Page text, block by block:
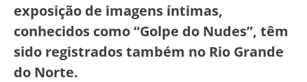
exposição de imagens íntimas,
conhecidos como “Golpe do Nudes”, têm
sido registrados também no Rio Grande
do Norte.